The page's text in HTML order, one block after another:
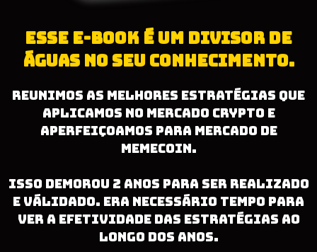
ESSE E-BOOK É UM DIVISOR DE
ÁGUAS NO SEU CONHECIMENTO.
REUNIMOS AS MELHORES ESTRATÉGIAS QUE
APLICAMOS NO MERCADO CRYPTO E
APERFEIÇOAMOS PARA MERCADO DE
MEMECOIN.
ISSO DEMOROU 2 ANOS PARA SER REALIZADO
E VÁLIDADO. ERA NECESSÁRIO TEMPO PARA
VER A EFETIVIDADE DAS ESTRATÉGIAS AO
LONGO DOS ANOS.